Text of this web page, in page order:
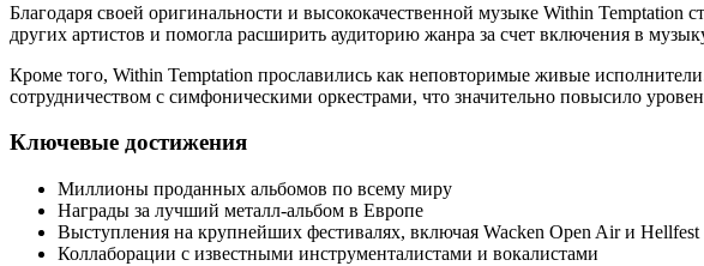
Благодаря своей оригинальности и высококачественной музыке Within
других артистов и помогла расширить аудиторию жанра за счет включения в
Кроме того, Within Temptation прославились как неповторимые живые
сотрудничеством с симфоническими оркестрами, что значительно повысило
Ключевые достижения
Миллионы проданных альбомов по всему миру
Награды за лучший металл-альбом в Европе
Выступления на крупнейших фестивалях, включая Wacken Open Air и Hellfest
Коллаборации с известными инструменталистами и вокалистами